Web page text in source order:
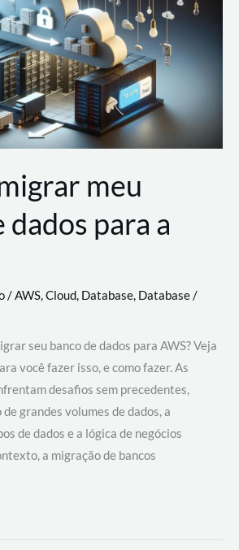
meu
dados para a
/AWS,Cloud, Database, Database/
seu banco de dados para AWS? Veja
você fazer isso, e como fazer. As
desafios sem precedentes,
grandes volumes de dados, a
de dados e a lógica de negócios
a migração de bancos